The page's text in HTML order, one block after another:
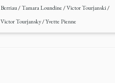
Berriau/Tamara Loundine/Victor Tourjanski/
Victor Tourjansky/Yvette Pienne